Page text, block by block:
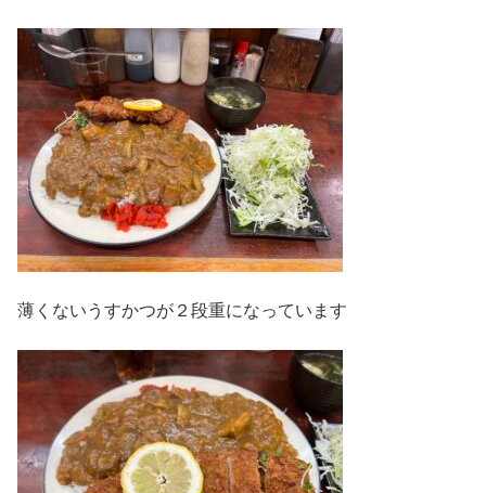
薄くないうすかつが２段重になっています